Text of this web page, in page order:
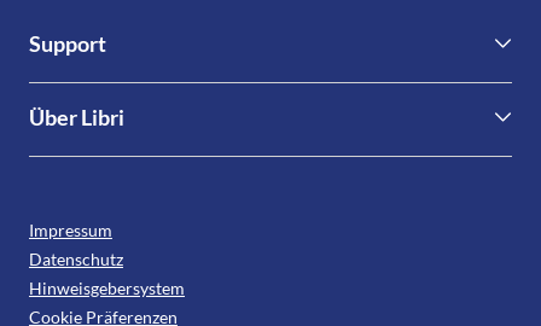
Support
Kontakt
Libri.Support
Informationen für Verlage
Über Libri
Nachhaltigkeit & Compliance
Presse
Karriere
Impressum
Datenschutz
Hinweisgebersystem
Cookie Präferenzen